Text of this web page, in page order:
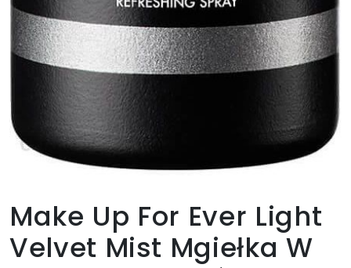
Make Up For Ever Light
Velvet Mist Mgiełka W